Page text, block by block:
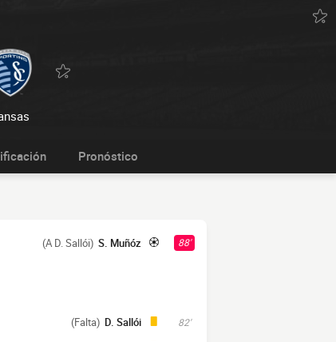
Pronóstico
88'
S. Muñóz
(A D. Sallói)
82'
D. Sallói
(Falta)